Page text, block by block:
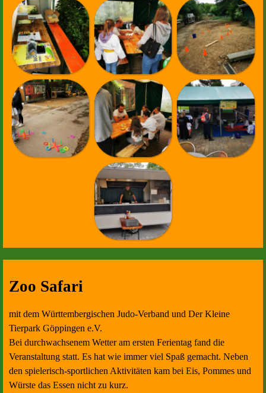
Zoo Safari
mit dem Württembergischen Judo-Verband und Der Kleine
Tierpark Göppingen e.V.
Bei durchwachsenem Wetter am ersten Ferientag fand die
Veranstaltung statt. Es hat wie immer viel Spaß gemacht. Neben
den spielerisch-sportlichen Aktivitäten kam bei Eis, Pommes und
Würste das Essen nicht zu kurz.